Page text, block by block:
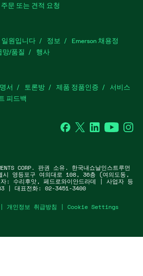
문 또는 견적 요청
일원입니다 정보
Emerson 채용정
망/품질 행사
서 토론방 제품 정품인증
서비스
피드백
Facebook
TwitterLinkedIn
개인정보 취급방침 Cookie Settings
CORP. 판권 소유. 한국내쇼날인스트루먼
영등포구 여의대로 108, 36층 (여의도동,
: 수리후앗, 페드로와이안드라데 | 사업자 등
| 대표전화: 02-3451-3400